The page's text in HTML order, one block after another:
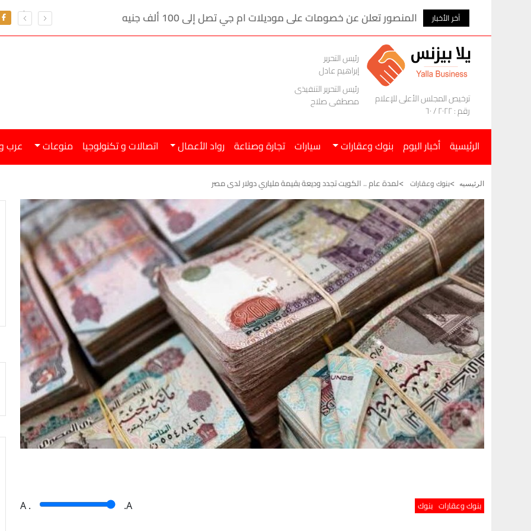
آخر الأخبار المنصور تعلن عن خصومات على موديلات ام جي تصل إلى 100 ألف جنيه
ترخيص المجلس الأعلى للإعلام
رقم : ٢٠٢٢ / ٦٠
رئيس التحرير
إبراهيم عادل
رئيس التحرير التنفيذى
مصطفى صلاح
الرئيسية أخبار اليوم بنوك وعقارات سيارات تجارة وصناعة رواد الأعمال اتصالات و تكنولوجيا منوعات عرب
الرئيسيه بنوك وعقارات لمدة عام .. الكويت تجدد وديعة بقيمة ملياري دولار لدى مصر
بنوك وعقارات بنوك A . .A